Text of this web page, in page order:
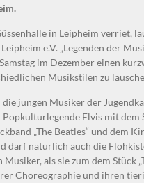
in Leipheim verriet,
e.V. „Legenden der
im Dezember einen
Musikstilen zu
jungen Musiker der
Elvis mit dem
„The Beatles“ und dem
darf natürlich auch die
als sie zum dem Stück
Choreographie und ihren